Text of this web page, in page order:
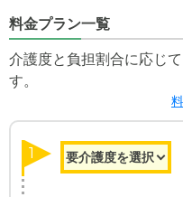
料金プラン一覧
介護度と負担割合に応じ
す。
1